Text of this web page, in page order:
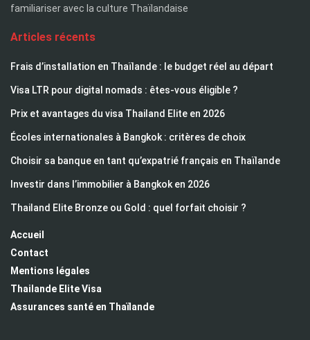
familiariser avec la culture Thaïlandaise
Articles récents
Frais d’installation en Thaïlande : le budget réel au départ
Visa LTR pour digital nomads : êtes-vous éligible ?
Prix et avantages du visa Thailand Elite en 2026
Écoles internationales à Bangkok : critères de choix
Choisir sa banque en tant qu’expatrié français en Thaïlande
Investir dans l’immobilier à Bangkok en 2026
Thailand Elite Bronze ou Gold : quel forfait choisir ?
Accueil
Contact
Mentions légales
Thailande Elite Visa
Assurances santé en Thaïlande